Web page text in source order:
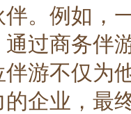
。例如，
过商务伴
游不仅为
企业，最